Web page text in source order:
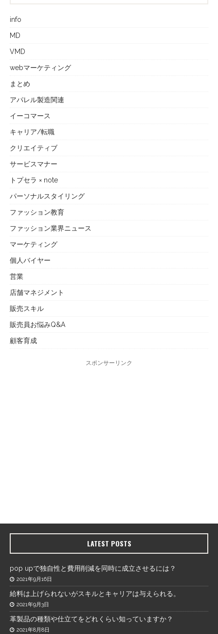
info
MD
VMD
webマーケティング
まとめ
アパレル製造関連
イーコマース
キャリア/転職
クリエイティブ
サービスマナー
トプセラ × note
パーソナルスタイリング
ファッション教育
ファッション業界ニュース
マーケティング
個人バイヤー
営業
店舗マネジメント
販売スキル
販売員お悩みQ&A
顧客育成
スポンサーリンク
LATEST POSTS
pop upで独自性と費用削減を同時に成立させるには？
2021年9月16日
給料は上げられないがスキルとキャリアは与えられる。
2021年9月3日
革製品の種類や仕立てをどれくらい知っていますか？
2021年8月8日